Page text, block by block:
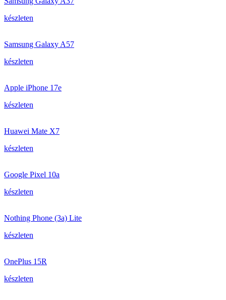
készleten
Samsung Galaxy A57
készleten
Apple iPhone 17e
készleten
Huawei Mate X7
készleten
Google Pixel 10a
készleten
Nothing Phone (3a) Lite
készleten
OnePlus 15R
készleten